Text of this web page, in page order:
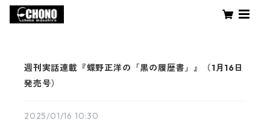
週刊実話連載『蝶野正洋の「黒の履歴書」』（1月16日
発売号）
2025/01/16 10:30